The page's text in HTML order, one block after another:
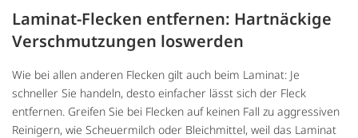
Laminat-Flecken entfernen: Hartnäckige
Verschmutzungen loswerden
Wie bei allen anderen Flecken gilt auch beim Laminat: Je
schneller Sie handeln, desto einfacher lässt sich der Fleck
entfernen. Greifen Sie bei Flecken auf keinen Fall zu aggressiven
Reinigern, wie Scheuermilch oder Bleichmittel, weil das Laminat